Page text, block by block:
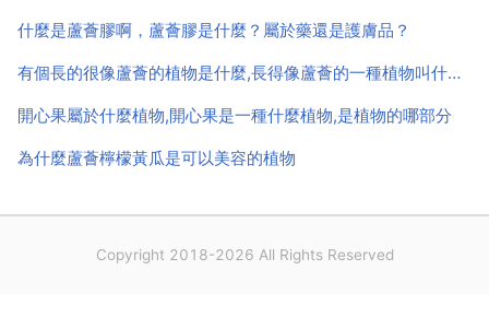
什麼是蘆薈膠啊，蘆薈膠是什麼？屬於藥還是護膚品？
有個長的很像蘆薈的植物是什麼,長得像蘆薈的一種植物叫什麼名字？
開心果屬於什麼植物,開心果是一種什麼植物,是植物的哪部分
為什麼蘆薈檸檬黃瓜是可以美容的植物
Copyright 2018-2026 All Rights Reserved